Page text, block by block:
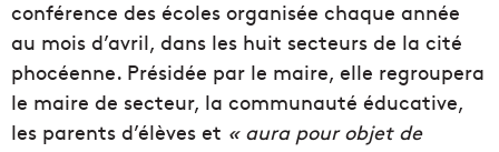
conférence des écoles organisée chaque année
au mois d’avril, dans les huit secteurs de la cité
phocéenne. Présidée par le maire, elle regroupera
le maire de secteur, la communauté éducative,
les parents d’élèves et « aura pour objet de